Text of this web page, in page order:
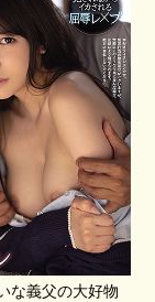
な義父の大好物